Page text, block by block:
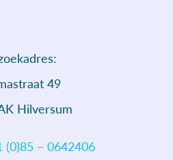
49
Hilversum
(0)85 – 0642406